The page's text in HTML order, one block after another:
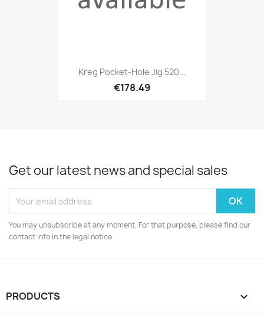
Kreg Pocket-Hole Jig 520...
€178.49
Get our latest news and special sales
You may unsubscribe at any moment. For that purpose, please find our
contact info in the legal notice.
PRODUCTS 